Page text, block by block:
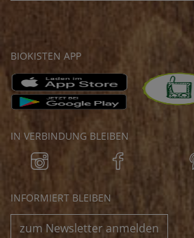
BIOKISTEN APP
IN VERBINDUNG BLEIBEN
INFORMIERT BLEIBEN
zum Newsletter anmelden